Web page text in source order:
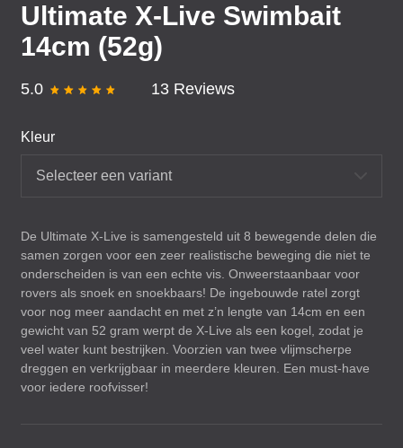
Ultimate X-Live Swimbait
14cm (52g)
5.0 13 Reviews
Kleur
Selecteer een variant
De Ultimate X-Live is samengesteld uit 8 bewegende delen die
samen zorgen voor een zeer realistische beweging die niet te
onderscheiden is van een echte vis. Onweerstaanbaar voor
rovers als snoek en snoekbaars! De ingebouwde ratel zorgt
voor nog meer aandacht en met z’n lengte van 14cm en een
gewicht van 52 gram werpt de X-Live als een kogel, zodat je
veel water kunt bestrijken. Voorzien van twee vlijmscherpe
dreggen en verkrijgbaar in meerdere kleuren. Een must-have
voor iedere roofvisser!